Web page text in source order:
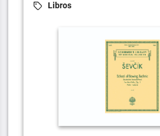
Libros